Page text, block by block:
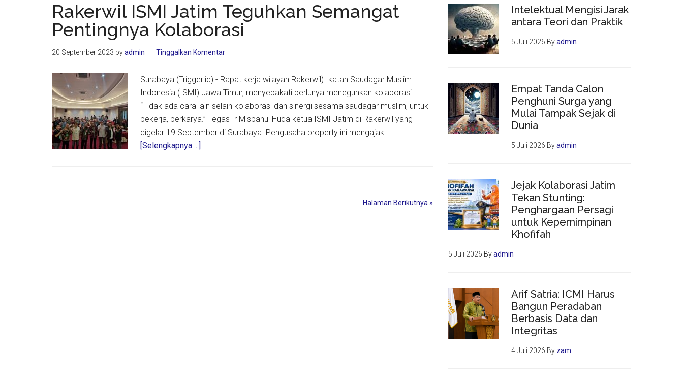
Wujud
Sunnatullah
Rakerwil ISMI Jatim Teguhkan Semangat
Pentingnya Kolaborasi
20 September 2023 byadmin Tinggalkan Komentar
Surabaya (Trigger.id) - Rapat kerja wilayah Rakerwil) Ikatan Saudagar Muslim
Indonesia (ISMI) Jawa Timur, menyepakati perlunya meneguhkan kolaborasi.
“Tidak ada cara lain selain kolaborasi dan sinergi sesama saudagar muslim, untuk
bekerja, berkarya.” Tegas Ir Misbahul Huda ketua ISMI Jatim di Rakerwil yang
digelar 19 September di Surabaya. Pengusaha property ini mengajak …
[Selengkapnya ...]
Halaman Berikutnya »
Intelektual Mengisi Jarak
antara Teori dan Praktik
5 Juli 2026 Byadmin
Empat Tanda Calon
Penghuni Surga yang
Mulai Tampak Sejak di
Dunia
5 Juli 2026 Byadmin
Jejak Kolaborasi Jatim
Tekan Stunting:
Penghargaan Persagi
untuk Kepemimpinan
Khofifah
5 Juli 2026 Byadmin
Arif Satria: ICMI Harus
Bangun Peradaban
Berbasis Data dan
Integritas
4 Juli 2026 By zam